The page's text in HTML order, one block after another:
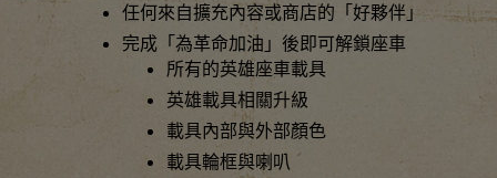
任何來自擴充內容或商店的「好夥伴」
完成「為革命加油」後即可解鎖座車
所有的英雄座車載具
英雄載具相關升級
載具內部與外部顏色
載具輪框與喇叭